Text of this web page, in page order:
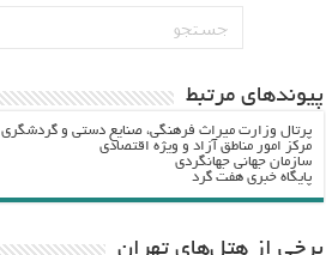
پيوندهاي مرتبط
پرتال وزارت ميراث فرهنگي، صنایع دستی و گردشگري
مرکز امور مناطق آزاد و ویژه اقتصادی
سازمان جهانی جهانگردی
پایگاه خبری هفت گرد
برخی از هتل‌های تهران